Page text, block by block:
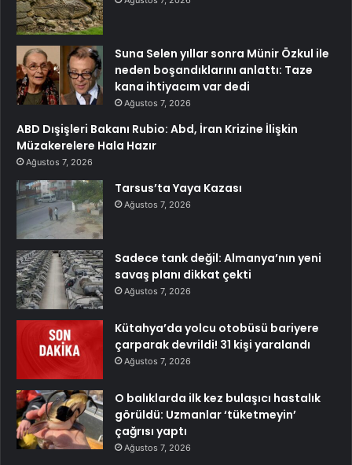
Suna Selen yıllar sonra Münir Özkul ile
neden boşandıklarını anlattı: Taze
kana ihtiyacım var dedi
Ağustos 7, 2026
ABD Dışişleri Bakanı Rubio: Abd, İran Krizine İlişkin
Müzakerelere Hala Hazır
Ağustos 7, 2026
Tarsus’ta Yaya Kazası
Ağustos 7, 2026
Sadece tank değil: Almanya’nın yeni
savaş planı dikkat çekti
Ağustos 7, 2026
Kütahya’da yolcu otobüsü bariyere
çarparak devrildi! 31 kişi yaralandı
Ağustos 7, 2026
O balıklarda ilk kez bulaşıcı hastalık
görüldü: Uzmanlar ‘tüketmeyin’
çağrısı yaptı
Ağustos 7, 2026